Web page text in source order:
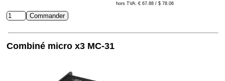
hors TVA: € 67.88 / $ 78.06
Combiné micro x3 MC-31